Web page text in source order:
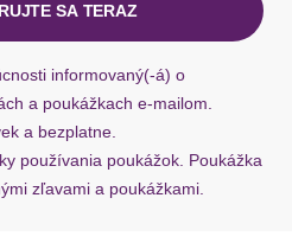
SA TERAZ
informovaný(-á) o
a poukážkach e-mailom.
a bezplatne.
používania poukážok. Poukážka
zľavami a poukážkami.